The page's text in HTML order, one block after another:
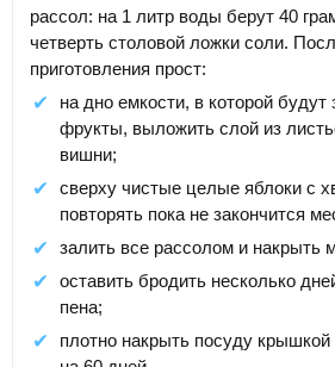
рассол: на 1 литр воды берут 40
четверть столовой ложки соли.
приготовления прост:
на дно емкости, в которой будут
фрукты, выложить слой из
вишни;
сверху чистые целые яблоки с
повторять пока не закончится
залить все рассолом и накрыть
оставить бродить несколько
пена;
плотно накрыть посуду крышкой